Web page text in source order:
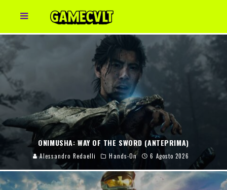
ONIMUSHA: WAY OF THE SWORD (ANTEPRIMA)
Alessandro Redaelli Hands-On 6 Agosto 2026